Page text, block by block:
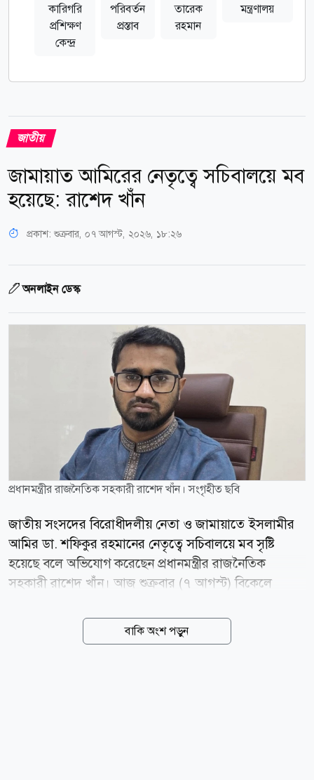
কারিগরি
প্রশিক্ষণ
কেন্দ্র
পরিবর্তন
প্রস্তাব
তারেক
রহমান
মন্ত্রণালয়
জাতীয়
জামায়াত আমিরের নেতৃত্বে সচিবালয়ে মব
হয়েছে: রাশেদ খাঁন
প্রকাশ: শুক্রবার, ০৭ আগস্ট, ২০২৬, ১৮:২৬
অনলাইন ডেস্ক
প্রধানমন্ত্রীর রাজনৈতিক সহকারী রাশেদ খাঁন। সংগৃহীত ছবি
জাতীয় সংসদের বিরোধীদলীয় নেতা ও জামায়াতে ইসলামীর
আমির ডা. শফিকুর রহমানের নেতৃত্বে সচিবালয়ে মব সৃষ্টি
হয়েছে বলে অভিযোগ করেছেন প্রধানমন্ত্রীর রাজনৈতিক
সহকারী রাশেদ খাঁন। আজ শুক্রবার (৭ আগস্ট) বিকেলে
এ অভিযোগ করেন তিনি। রাশেদ খাঁন বলেন, গণঅভ্যুত্থানের
সময়ও সচিবালয়ে এ ধরনের পরিস্থিতি সৃষ্টি হয়নি। কিন্তু গতকাল
বাকি অংশ পড়ুন